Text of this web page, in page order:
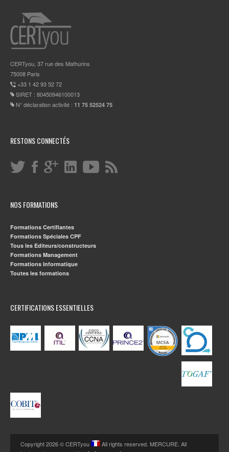
CERTyou, 37 rue des Mathurins
75008 Paris
+33 1 42 93 52 72
SIRET : 80450946100013
N° déclaration activité : 11 75 52524 75
RESTONS CONNECTÉS
NOS FORMATIONS
Formations Certifiantes
Formations Spéciales CPF
Tous les Editeurs/constructeurs
Formations Management
Formations Informatique
Toutes les formations
CERTIFICATIONS ESSENTIELLES
Copyright 2026 © CERTyou
All rights reserved. MERCURE. All